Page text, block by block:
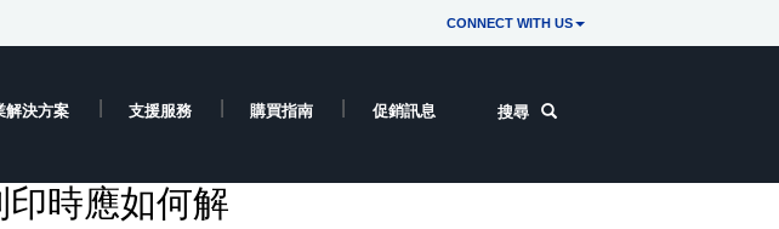
CONNECT WITH US
解決方案 支援服務 購買指南 促銷訊息 搜尋
時應如何解